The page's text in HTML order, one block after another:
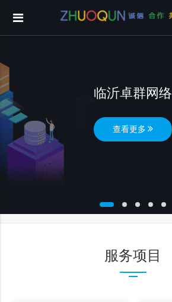
临沂卓群网络
查看更多
服务项目